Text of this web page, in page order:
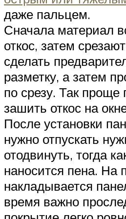
даже пальцем.
Сначала материал
откос, затем
сделать
разметку, а затем
по срезу. Так проще
зашить откос на
После установки
нужно отпускать
отодвинуть, тогда
наносится пена. На
накладывается
время важно